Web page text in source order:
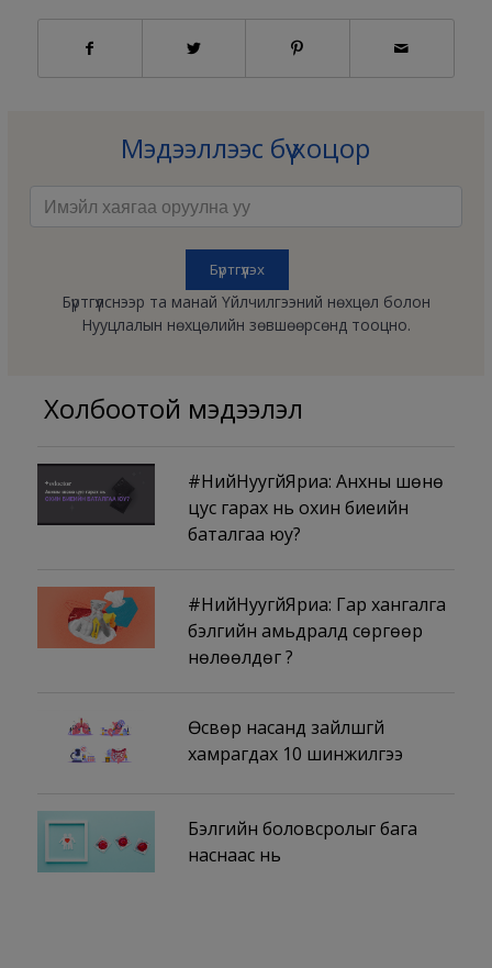
Мэдээллээс бүү хоцор
Бүртгүүлснээр та манай Үйлчилгээний нөхцөл болон
Нууцлалын нөхцөлийн зөвшөөрсөнд тооцно.
Холбоотой мэдээлэл
#НийНуугүйЯриа: Анхны шөнө
цус гарах нь охин биеийн
баталгаа юу?
#НийНуугүйЯриа: Гар хангалга
бэлгийн амьдралд сөргөөр
нөлөөлдөг үү?
Өсвөр насанд зайлшгүй
хамрагдах 10 шинжилгээ
Бэлгийн боловсролыг бага
наснаас нь